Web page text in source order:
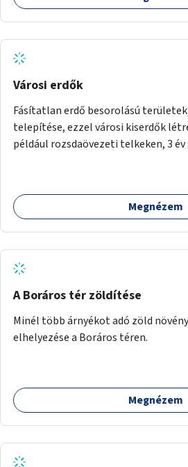
Városi erdők
Fásítatlan erdő besorolású
telepítése, ezzel városi kiserdők
például rozsdaövezeti telkeken, 3 év
Megnézem
A Boráros tér zöldítése
Minél több árnyékot adó zöld
elhelyezése a Boráros téren.
Megnézem